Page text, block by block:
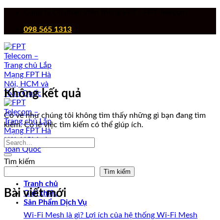
098 565 1313
Tranh chủ
Giới thiệu
Sản Phẩm Dịch Vụ
Không kết quả
Có vẻ như chúng tôi không tìm thấy những gì bạn đang tìm
kiếm. Có lẽ việc tìm kiếm có thể giúp ích.
Tìm kiếm
Tìm kiếm
Bài viết mới
Wi-Fi Mesh là gì? Lợi ích của hệ thống Wi-Fi Mesh